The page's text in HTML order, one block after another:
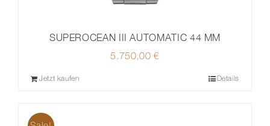
SUPEROCEAN III AUTOMATIC 44 MM
5.750,00€
Jetzt kaufen Details